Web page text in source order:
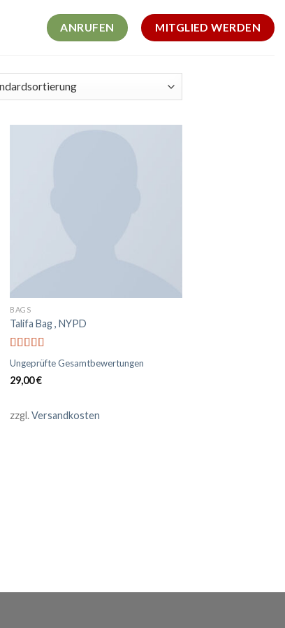
ANRUFEN MITGLIED WERDEN
BAGS
Talifa Bag , NYPD
Bewertet
mit4.00
von 5
Ungeprüfte Gesamtbewertungen
29,00€
zzgl.Versandkosten